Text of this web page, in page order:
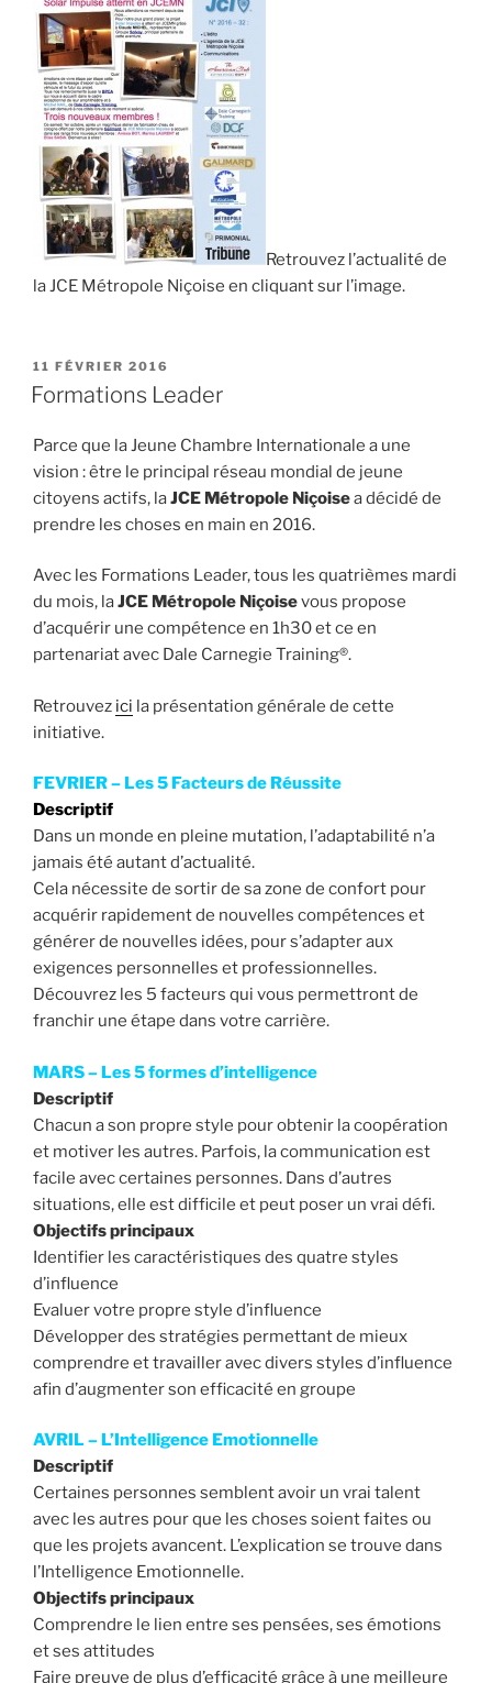
Retrouvez l’actualité de
la JCE Métropole Niçoise en cliquant sur l’image.
PUBLIÉ
LE
11 FÉVRIER 2016
Formations Leader
Parce que la Jeune Chambre Internationale a une
vision : être le principal réseau mondial de jeune
citoyens actifs, laJCE Métropole Niçoisea décidé de
prendre les choses en main en 2016.
Avec les Formations Leader, tous les quatrièmes mardi
du mois, laJCE Métropole Niçoisevous propose
d’acquérir une compétence en 1h30 et ce en
partenariat avec Dale Carnegie Training®.
Retrouvez ici la présentation générale de cette
initiative.
FEVRIER – Les 5 Facteurs de Réussite
Descriptif
Dans un monde en pleine mutation, l’adaptabilité n’a
jamais été autant d’actualité.
Cela nécessite de sortir de sa zone de confort pour
acquérir rapidement de nouvelles compétences et
générer de nouvelles idées, pour s’adapter aux
exigences personnelles et professionnelles.
Découvrez les 5 facteurs qui vous permettront de
franchir une étape dans votre carrière.
MARS – Les 5 formes d’intelligence
Descriptif
Chacun a son propre style pour obtenir la coopération
et motiver les autres. Parfois, la communication est
facile avec certaines personnes. Dans d’autres
situations, elle est difficile et peut poser un vrai défi.
Objectifs principaux
Identifier les caractéristiques des quatre styles
d’influence
Evaluer votre propre style d’influence
Développer des stratégies permettant de mieux
comprendre et travailler avec divers styles d’influence
afin d’augmenter son efficacité en groupe
AVRIL – L’Intelligence Emotionnelle
Descriptif
Certaines personnes semblent avoir un vrai talent
avec les autres pour que les choses soient faites ou
que les projets avancent. L’explication se trouve dans
l’Intelligence Emotionnelle.
Objectifs principaux
Comprendre le lien entre ses pensées, ses émotions
et ses attitudes
Faire preuve de plus d’efficacité grâce à une meilleure